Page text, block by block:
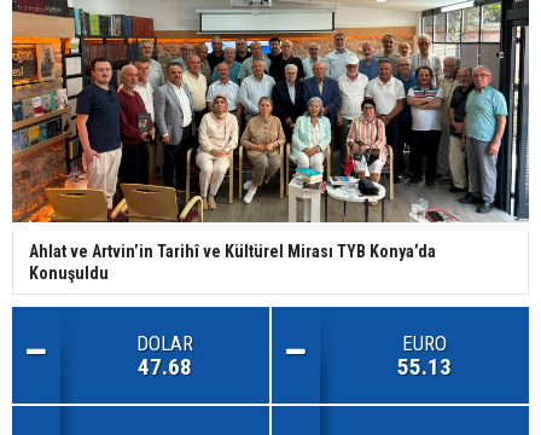
Ahlat ve Artvin’in Tarihî ve Kültürel Mirası TYB Konya’da
Konuşuldu
DOLAR
47.68
EURO
55.13